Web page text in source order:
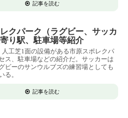
記事を読む
クパーク（ラグビー、サッカ
り駅、駐車場等紹介
人工芝1面の設備がある市原スポレクパ
ス、駐車場などの紹介だ。サッカーは
ビーのサンウルブズの練習場としても
る。
記事を読む